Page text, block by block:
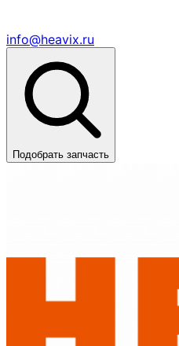
info@heavix.ru
Подобрать запчасть